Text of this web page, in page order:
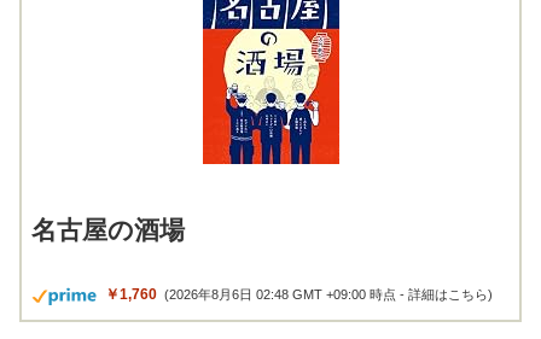
名古屋の酒場
￥1,760 (2026年8月6日 02:48 GMT +09:00 時点 -詳細はこちら)